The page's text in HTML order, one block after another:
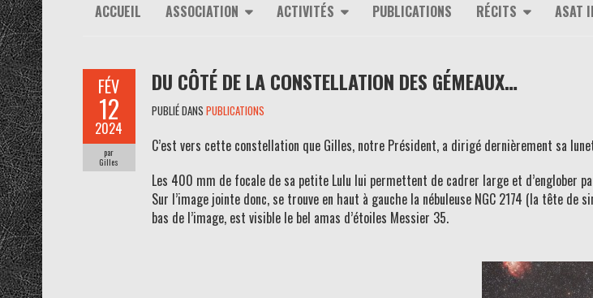
ACCUEIL ASSOCIATION ACTIVITÉS PUBLICATIONS RÉCITS ASAT
FÉV
12
2024
par
Gilles
DU CÔTÉ DE LA CONSTELLATION DES GÉMEAUX…
PUBLIÉ DANS PUBLICATIONS
C’est vers cette constellation que Gilles, notre Président, a dirigé dernièrement sa
Les 400 mm de focale de sa petite Lulu lui permettent de cadrer large et d’englober
Sur l’image jointe donc, se trouve en haut à gauche la nébuleuse NGC 2174 (la tête de
bas de l’image, est visible le bel amas d’étoiles Messier 35.